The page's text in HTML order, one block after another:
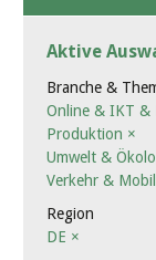
Aktive
Branche &
Online & IKT &
Produktion ×
Umwelt &
Verkehr &
Region
DE ×